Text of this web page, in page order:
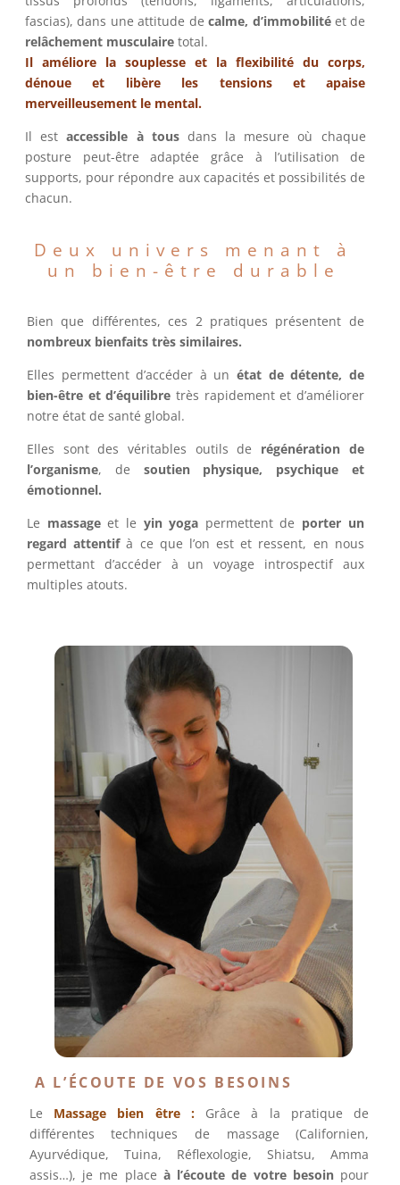
fascias), dans une attitude decalme, d’immobilitéet de
relâchement musculaire total.
Il améliore la souplesse et la flexibilité du corps,
dénoue et libère les tensions et apaise
merveilleusement le mental.
Il estaccessible à tousdans la mesure où chaque
posture peut-être adaptée grâce à l’utilisation de
supports, pour répondre aux capacités et possibilités de
chacun.
Deux univers menant à
un bien-être durable
Bien que différentes, ces 2 pratiques présentent de
nombreux bienfaits très similaires.
Elles permettent d’accéder à un état de détente, de
bien-être et d’équilibre très rapidement et d’améliorer
notre état de santé global.
Elles sont des véritables outils de régénération de
l’organisme, de soutien physique, psychique et
émotionnel.
Le massageet le yin yoga permettent de porter un
regard attentifà ce que l’on est et ressent, en nous
permettant d’accéder à un voyage introspectif aux
multiples atouts.
A L’ÉCOUTE DE VOS BESOINS
Le Massage bien être: Grâce à la pratique de
différentes techniques de massage (Californien,
Ayurvédique, Tuina, Réflexologie, Shiatsu, Amma
assis…), je me place à l’écoute de votre besoin pour